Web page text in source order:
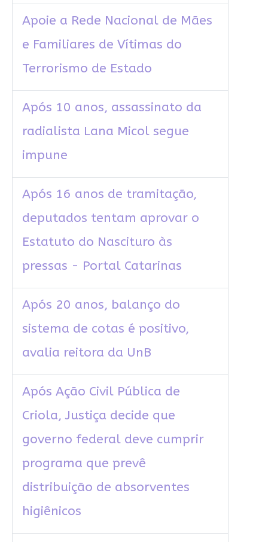
Apoie a Rede Nacional de Mães
e Familiares de Vítimas do
Terrorismo de Estado
Após 10 anos, assassinato da
radialista Lana Micol segue
impune
Após 16 anos de tramitação,
deputados tentam aprovar o
Estatuto do Nascituro às
pressas - Portal Catarinas
Após 20 anos, balanço do
sistema de cotas é positivo,
avalia reitora da UnB
Após Ação Civil Pública de
Criola, Justiça decide que
governo federal deve cumprir
programa que prevê
distribuição de absorventes
higiênicos